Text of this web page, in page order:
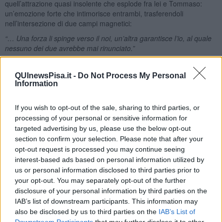
QUInewsPisa.it - Do Not Process My Personal
Information
If you wish to opt-out of the sale, sharing to third parties, or
processing of your personal or sensitive information for
targeted advertising by us, please use the below opt-out
section to confirm your selection. Please note that after your
opt-out request is processed you may continue seeing
interest-based ads based on personal information utilized by
us or personal information disclosed to third parties prior to
your opt-out. You may separately opt-out of the further
disclosure of your personal information by third parties on the
IAB’s list of downstream participants. This information may
also be disclosed by us to third parties on the IAB’s List of
quell’attrazione quasi insolente che esplode fra lei e Tommaso:
un’emozione forte che intimorisce entrambi, trasferendoli
nell’intersezione di due campi magnetici:
“… Una forza li spinge verso il noi, un’altra garantisce l’io, al quale
nessuno dei due avrebbe mai rinunciato.”
cui inizia la buia stagione invernale e le ore di luce cominciano a
crescere: la rinascita luminosa parte sempre dall’oscurità profonda.
trova spesso di fronte a scelte difficili, verso pazienti con gravi
traumi, dove le competenze professionali non possono permettersi
instabilità emotive. Si è costruita una solida struttura interiore, fatta
di certezze acquisite sul campo e di una naturale propensione al
dialogo col paziente, che in quei momenti ha bisogno, oltre che del
bisturi, anche di oneste dosi di comprensione, positività e
incoraggiamento.
Non è istintiva e fumina come Tommaso e la si potrebbe definire
pacata ed equilibrata; non è comunque una suora di clausura, ha
avuto le sue storie, tutte prive di rimpianti e di rimorsi ed è
sostanzialmente appagata della sua vita professionale e non.